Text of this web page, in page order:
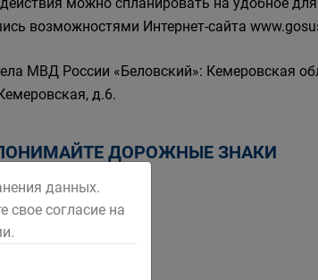
возможностями Интернет-сайта
МВД России «Беловский»: Кемеровская
д.6.
ДОРОЖНЫЕ ЗНАКИ
данных.
свое согласие на